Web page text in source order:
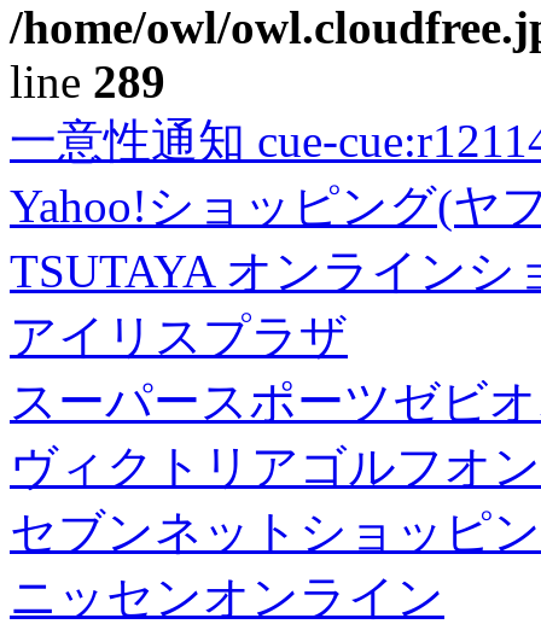
/home/owl/
line 289
一意性通知 cue-
Yahoo!ショッピング(ヤ
TSUTAYA オンラインシ
アイリスプラザ
スーパースポーツゼビ
ヴィクトリアゴルフオ
セブンネットショッピ
ニッセンオンライン